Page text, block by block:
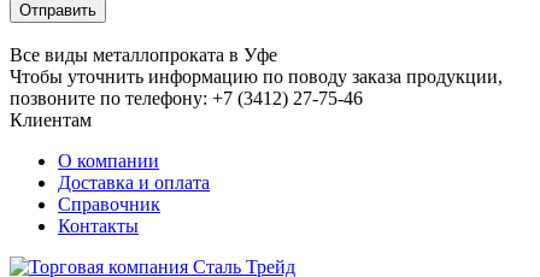
Отправить
Все виды металлопроката в Уфе
Чтобы уточнить информацию по поводу заказа продукции,
позвоните по телефону: +7 (3412) 27-75-46
Клиентам
О компании
Доставка и оплата
Справочник
Контакты